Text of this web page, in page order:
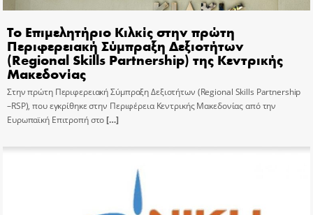
Το Επιμελητήριο Κιλκίς στην πρώτη
Περιφερειακή Σύμπραξη Δεξιοτήτων
(Regional Skills Partnership) της Κεντρικής
Μακεδονίας
Στην πρώτη Περιφερειακή Σύμπραξη Δεξιοτήτων (Regional Skills Partnership
–RSP), που εγκρίθηκε στην Περιφέρεια Κεντρικής Μακεδονίας από την
Ευρωπαϊκή Επιτροπή στο[…]